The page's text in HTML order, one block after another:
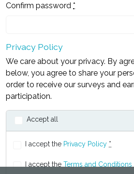
Confirm password *
Privacy Policy
We care about your privacy. By
below, you agree to share your
order to receive our surveys and
participation.
Accept all
I accept the Privacy Policy *
I accept the Terms and Conditions